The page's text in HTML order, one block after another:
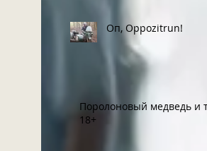
Оп, Oppozitrun!
Поролоновый медведь и
18+